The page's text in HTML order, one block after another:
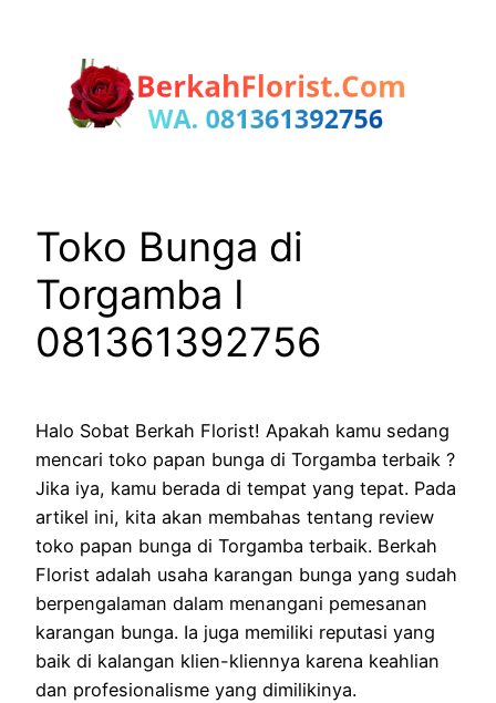
Toko Bunga di
Torgamba I
081361392756
Halo Sobat Berkah Florist! Apakah kamu sedang
mencari toko papan bunga di Torgamba terbaik ?
Jika iya, kamu berada di tempat yang tepat. Pada
artikel ini, kita akan membahas tentang review
toko papan bunga di Torgamba terbaik. Berkah
Florist adalah usaha karangan bunga yang sudah
berpengalaman dalam menangani pemesanan
karangan bunga. Ia juga memiliki reputasi yang
baik di kalangan klien-kliennya karena keahlian
dan profesionalisme yang dimilikinya.